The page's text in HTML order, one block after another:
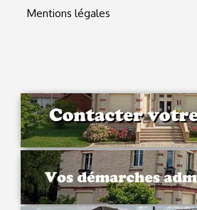
Mentions légales